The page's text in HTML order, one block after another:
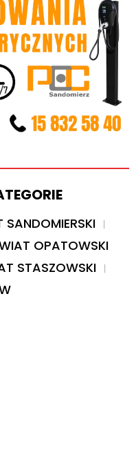
SANDOMIERSKI
OPATOWSKI
STASZOWSKI